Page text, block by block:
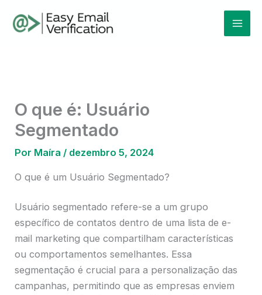
para
O que é: Usuário
Segmentado
Por Maíra / dezembro 5, 2024
O que é um Usuário Segmentado?
Usuário segmentado refere-se a um grupo
específico de contatos dentro de uma lista de e-
mail marketing que compartilham características
ou comportamentos semelhantes. Essa
segmentação é crucial para a personalização das
campanhas, permitindo que as empresas enviem